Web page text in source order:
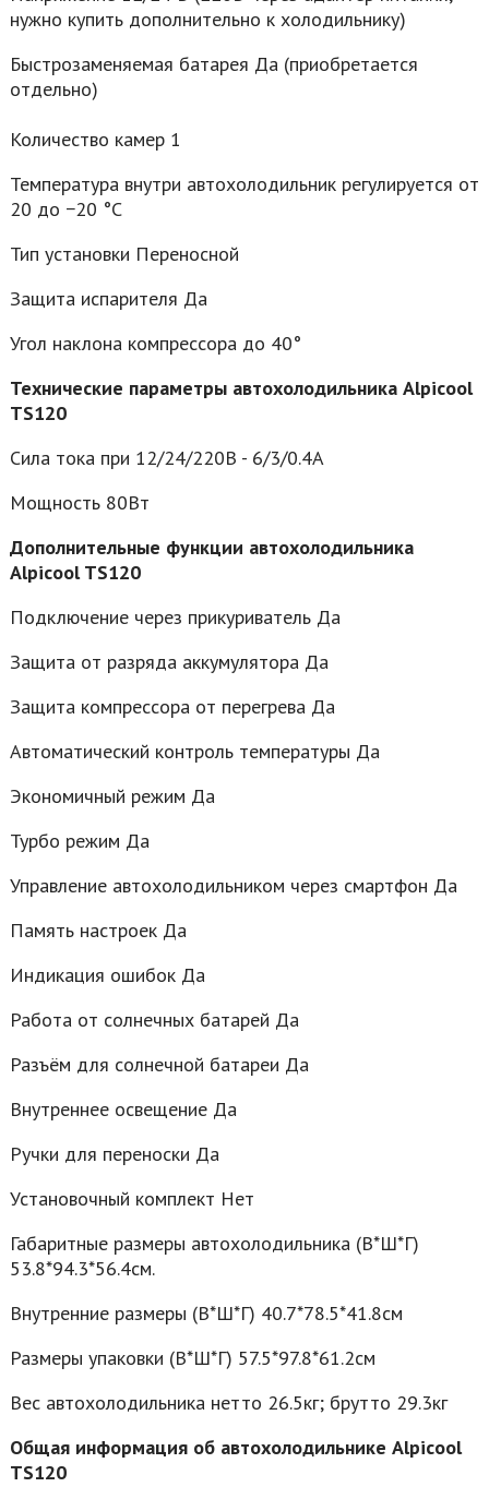
нужно купить дополнительно к холодильнику)
Быстрозаменяемая батарея Да (приобретается
отдельно)
Количество камер 1
Температура внутри автохолодильник регулируется от
20 до −20 °C
Тип установки Переносной
Защита испарителя Да
Угол наклона компрессора до 40°
Технические параметры автохолодильника Alpicool
TS120
Сила тока при 12/24/220В - 6/3/0.4А
Мощность 80Вт
Дополнительные функции автохолодильника
Alpicool TS120
Подключение через прикуриватель Да
Защита от разряда аккумулятора Да
Защита компрессора от перегрева Да
Автоматический контроль температуры Да
Экономичный режим Да
Турбо режим Да
Управление автохолодильником через смартфон Да
Память настроек Да
Индикация ошибок Да
Работа от солнечных батарей Да
Разъём для солнечной батареи Да
Внутреннее освещение Да
Ручки для переноски Да
Установочный комплект Нет
Габаритные размеры автохолодильника (В*Ш*Г)
53.8*94.3*56.4см.
Внутренние размеры (В*Ш*Г) 40.7*78.5*41.8см
Размеры упаковки (В*Ш*Г) 57.5*97.8*61.2см
Вес автохолодильника нетто 26.5кг; брутто 29.3кг
Общая информация об автохолодильнике Alpicool
TS120